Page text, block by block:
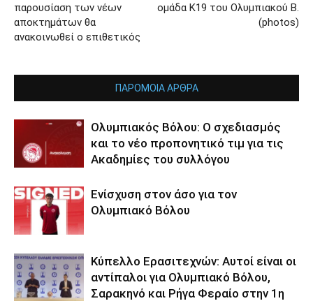
παρουσίαση των νέων
αποκτημάτων θα
ανακοινωθεί ο επιθετικός
ομάδα Κ19 του Ολυμπιακού Β.
(photos)
ΠΑΡΟΜΟΙΑ ΑΡΘΡΑ
Ολυμπιακός Βόλου: Ο σχεδιασμός
και το νέο προπονητικό τιμ για τις
Ακαδημίες του συλλόγου
Ενίσχυση στον άσο για τον
Ολυμπιακό Βόλου
Κύπελλο Ερασιτεχνών: Αυτοί είναι οι
αντίπαλοι για Ολυμπιακό Βόλου,
Σαρακηνό και Ρήγα Φεραίο στην 1η